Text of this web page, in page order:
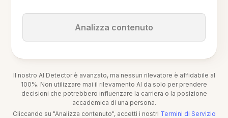
Analizza contenuto
Il nostro AI Detector è avanzato, ma nessun rilevatore è affidabile al
100%. Non utilizzare mai il rilevamento AI da solo per prendere
decisioni che potrebbero influenzare la carriera o la posizione
accademica di una persona.
Cliccando su "Analizza contenuto", accetti i nostri Termini di Servizio